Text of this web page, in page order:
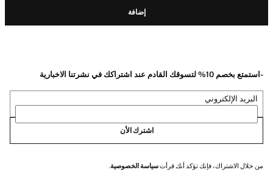
إضافة
-استمتع بخصم 10% لتسوقك القادم عند اشتراكك في نشرتنا الاخبارية
البريد الإلكتروني
اشترك الأن
من خلال الاشتراك، فإنك تؤكد أنك قرأتسياسة الخصوصية.